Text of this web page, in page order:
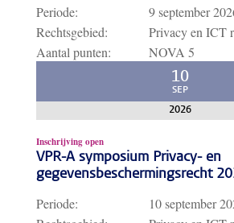
Periode:
9 september
Rechtsgebied:
Privacy en ICT
Aantal punten:
NOVA 5
10
SEP
2026
Inschrijving open
VPR-A symposium Privacy- en
gegevensbeschermingsrecht
Periode:
10 september